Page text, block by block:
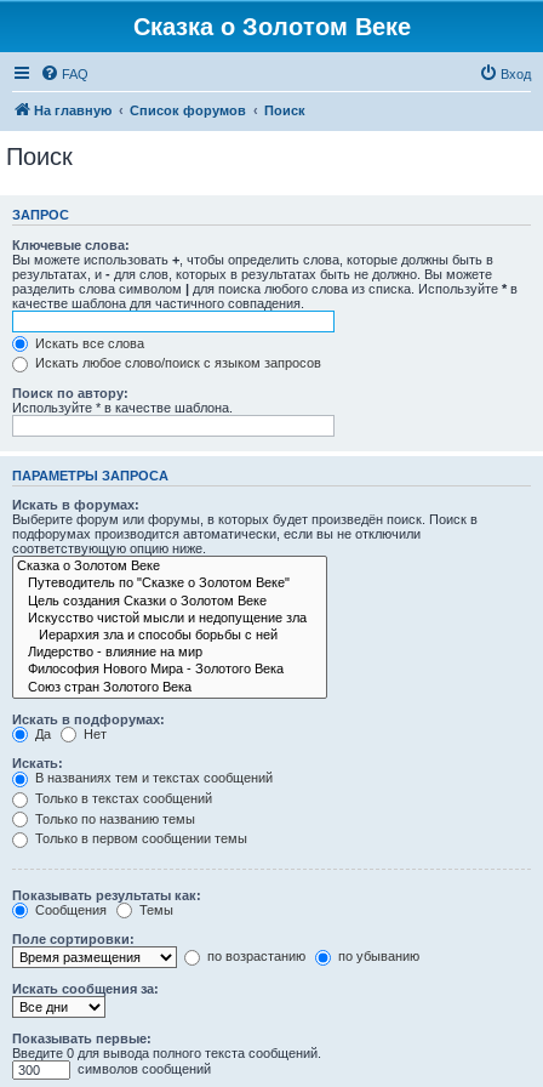
Сказка о Золотом Веке
FAQ Вход
На главную Список форумов Поиск
Поиск
ЗАПРОС
Ключевые слова:
Вы можете использовать + , чтобы определить слова, которые должны быть в
результатах, и - для слов, которых в результатах быть не должно. Вы можете
разделить слова символом | для поиска любого слова из списка. Используйте * в
качестве шаблона для частичного совпадения.
Искать все слова
Искать любое слово/поиск с языком запросов
Поиск по автору:
Используйте * в качестве шаблона.
ПАРАМЕТРЫ ЗАПРОСА
Искать в форумах:
Выберите форум или форумы, в которых будет произведён поиск. Поиск в
подфорумах производится автоматически, если вы не отключили
соответствующую опцию ниже.
Искать в подфорумах:
Да
Нет
Искать:
В названиях тем и текстах сообщений
Только в текстах сообщений
Только по названию темы
Только в первом сообщении темы
Показывать результаты как:
Сообщения
Темы
Поле сортировки:
по возрастанию
по убыванию
Искать сообщения за:
Показывать первые:
Введите 0 для вывода полного текста сообщений.
символов сообщений